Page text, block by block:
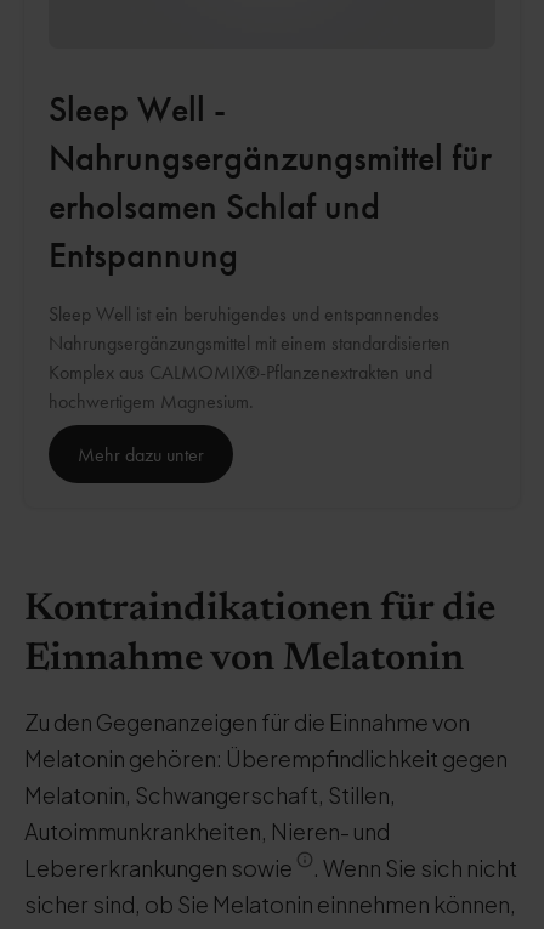
Sleep Well -
Nahrungsergänzungsmittel für
erholsamen Schlaf und
Entspannung
Sleep Well ist ein beruhigendes und entspannendes
Nahrungsergänzungsmittel mit einem standardisierten
Komplex aus CALMOMIX®-Pflanzenextrakten und
hochwertigem Magnesium.
Mehr dazu unter
Kontraindikationen für die
Einnahme von Melatonin
Zu den Gegenanzeigen für die Einnahme von
Melatonin gehören: Überempfindlichkeit gegen
Melatonin, Schwangerschaft, Stillen,
Autoimmunkrankheiten, Nieren- und
Lebererkrankungen sowie
. Wenn Sie sich nicht
sicher sind, ob Sie Melatonin einnehmen können,